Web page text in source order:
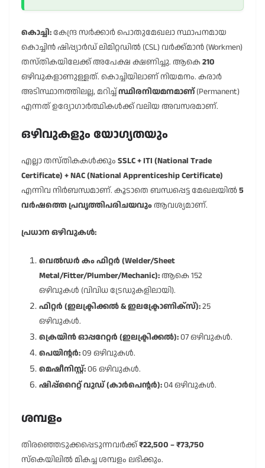
കൊച്ചി:കേന്ദ്ര സർക്കാർ പൊതുമേഖലാ സ്ഥാപനമായ
കൊച്ചിൻ ഷിപ്പ്യാർഡ് ലിമിറ്റഡിൽ (CSL) വർക്ക്മാൻ (Workmen)
തസ്തികയിലേക്ക് അപേക്ഷ ക്ഷണിച്ചു. ആകെ 210
ഒഴിവുകളാണുള്ളത്. കൊച്ചിയിലാണ് നിയമനം. കരാർ
അടിസ്ഥാനത്തിലല്ല, മറിച്ച്സ്ഥിരനിയമനമാണ്(Permanent)
എന്നത് ഉദ്യോഗാർത്ഥികൾക്ക് വലിയ അവസരമാണ്.
ഒഴിവുകളും യോഗ്യതയും
എല്ലാ തസ്തികകൾക്കും SSLC + ITI (National Trade
Certificate) + NAC (National Apprenticeship Certificate)
എന്നിവ നിർബന്ധമാണ്. കൂടാതെ ബന്ധപ്പെട്ട മേഖലയിൽ5
വർഷത്തെ പ്രവൃത്തിപരിചയവുംആവശ്യമാണ്.
പ്രധാന ഒഴിവുകൾ:
വെൽഡർ കം ഫിറ്റർ (Welder/Sheet
Metal/Fitter/Plumber/Mechanic):ആകെ 152
ഒഴിവുകൾ (വിവിധ ട്രേഡുകളിലായി).
ഫിറ്റർ (ഇലക്ട്രിക്കൽ & ഇലക്ട്രോണിക്സ്):25
ഒഴിവുകൾ.
ക്രെയിൻ ഓപ്പറേറ്റർ (ഇലക്ട്രിക്കൽ):07 ഒഴിവുകൾ.
പെയിന്റർ:09 ഒഴിവുകൾ.
മെഷീനിസ്റ്റ്:06 ഒഴിവുകൾ.
ഷിപ്പ്റൈറ്റ് വുഡ് (കാർപെന്റർ):04 ഒഴിവുകൾ.
ശമ്പളം
തിരഞ്ഞെടുക്കപ്പെടുന്നവർക്ക്₹22,500 – ₹73,750
സ്കെയിലിൽ മികച്ച ശമ്പളം ലഭിക്കും.